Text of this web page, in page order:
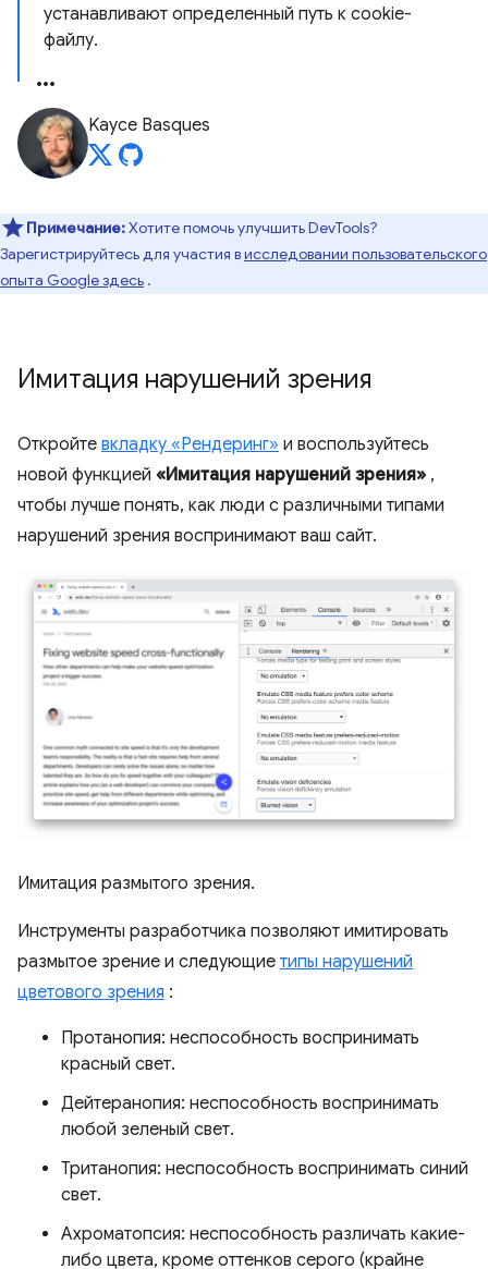
устанавливают определенный путь к cookie-
файлу.
Kayce Basques
Примечание:Хотите помочь улучшить DevTools?
Зарегистрируйтесь для участия висследовании пользовательского
опыта Google здесь .
Имитация нарушений зрения
Откройте вкладку «Рендеринг» и воспользуйтесь
новой функцией «Имитация нарушений зрения» ,
чтобы лучше понять, как люди с различными типами
нарушений зрения воспринимают ваш сайт.
Имитация размытого зрения.
Инструменты разработчика позволяют имитировать
размытое зрение и следующие типы нарушений
цветового зрения :
Протанопия: неспособность воспринимать
красный свет.
Дейтеранопия: неспособность воспринимать
любой зеленый свет.
Тританопия: неспособность воспринимать синий
свет.
Ахроматопсия: неспособность различать какие-
либо цвета, кроме оттенков серого (крайне